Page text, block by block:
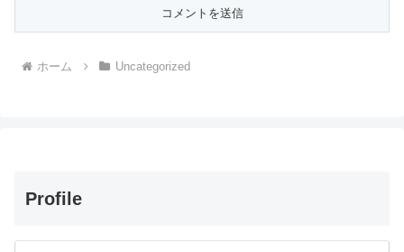
ホーム Uncategorized
Profile